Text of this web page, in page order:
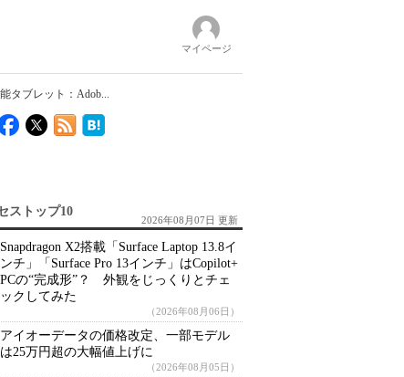
マイページ
タブレット：Adob...
ストップ10
2026年08月07日 更新
Snapdragon X2搭載「Surface Laptop 13.8イ
ンチ」「Surface Pro 13インチ」はCopilot+
PCの“完成形”？ 外観をじっくりとチェ
ックしてみた
（2026年08月06日）
アイオーデータの価格改定、一部モデル
は25万円超の大幅値上げに
（2026年08月05日）